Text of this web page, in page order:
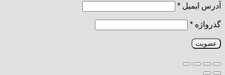
آدرس ایمیل *الزامی
گذرواژه *الزامی
عضویت